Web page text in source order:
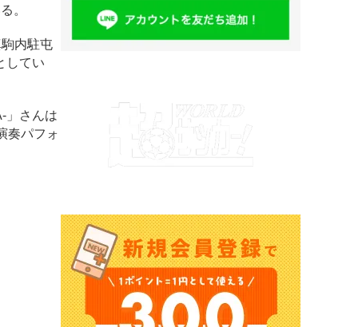
。
内駐屯
してい
」さんは
奏パフォ